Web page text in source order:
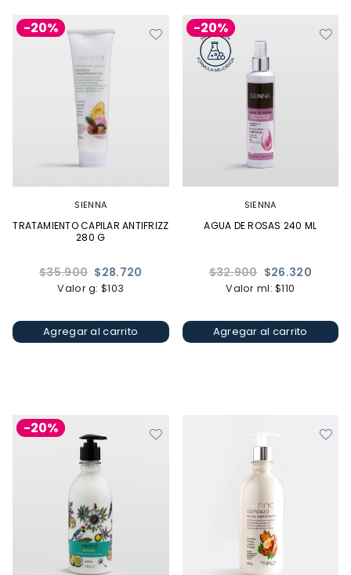
-20%
SIENNA
TRATAMIENTO CAPILAR ANTIFRIZZ
280 G
Precio
habitual
$35.900 $28.720
Valor g: $103
Agregar al carrito
-20%
SIENNA
AGUA DE ROSAS 240 ML
Precio
habitual
$32.900 $26.320
Valor ml: $110
Agregar al carrito
-20%